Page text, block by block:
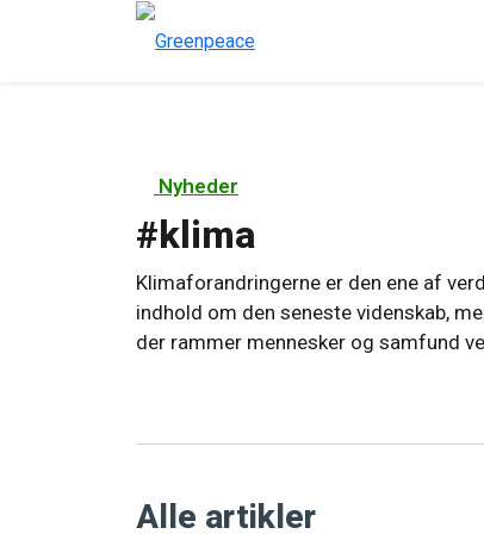
Nyheder
#klima
Klimaforandringerne er den ene af
indhold om den seneste videnskab,
der rammer mennesker og samfund
Alle artikler